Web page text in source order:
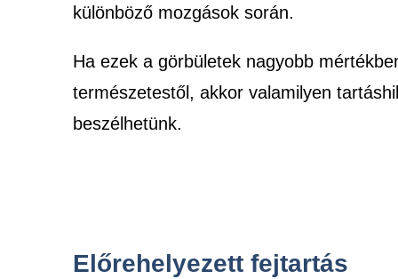
különböző mozgások során.
Ha ezek a görbületek nagyobb
természetestől, akkor valamilyen
beszélhetünk.
Előrehelyezett fejtartás